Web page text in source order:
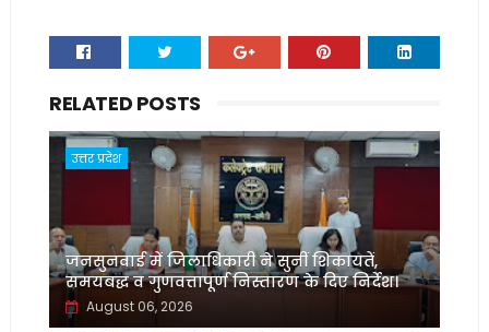
RELATED POSTS
उत्तर प्रदेश
जनसुनवाई में जिलाधिकारी ने सुनीं शिकायतें,
समयबद्ध व गुणवत्तापूर्ण निस्तारण के दिए निर्देश।
August 06, 2026